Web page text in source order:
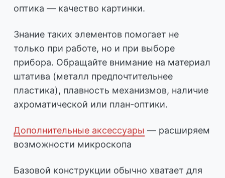
оптика — качество картинки.
Знание таких элементов помогает не
только при работе, но и при выборе
прибора. Обращайте внимание на материал
штатива (металл предпочтительнее
пластика), плавность механизмов, наличие
ахроматической или план-оптики.
Дополнительные аксессуары — расширяем
возможности микроскопа
Базовой конструкции обычно хватает для